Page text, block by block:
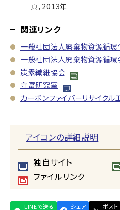
頁，2013年
関連リンク
一般社団法人廃棄物資源循
一般社団法人廃棄物資源循
炭素繊維協会
守富研究室
カーボンファイバーリサイクル工
アイコンの詳細説明
独自サイト
ファイルリンク
LINEで送る シェア ポスト